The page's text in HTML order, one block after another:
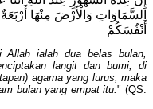
السَّمَاوَاتِ وَالْأَرْضَ مِنْهَا
أَنْفُسَكُمْ
Allah ialah dua belas bulan,
langit dan bumi, di
agama yang lurus, maka
bulan yang empat itu." (QS.